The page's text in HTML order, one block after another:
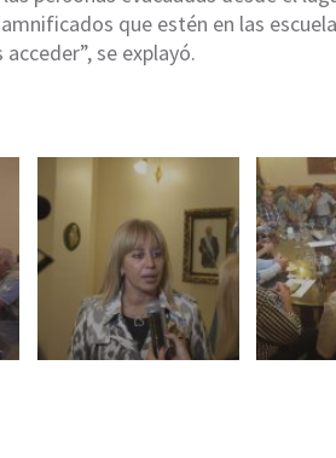
que estén en las
se explayó.